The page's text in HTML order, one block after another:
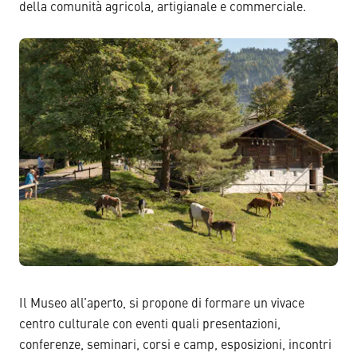
della comunità agricola, artigianale e commerciale.
Il Museo all’aperto, si propone di formare un vivace
centro culturale con eventi quali presentazioni,
conferenze, seminari, corsi e camp, esposizioni, incontri